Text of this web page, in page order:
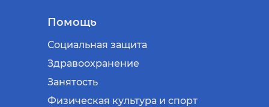
Помощь
Социальная защита
Здравоохранение
Занятость
Физическая культура и спорт